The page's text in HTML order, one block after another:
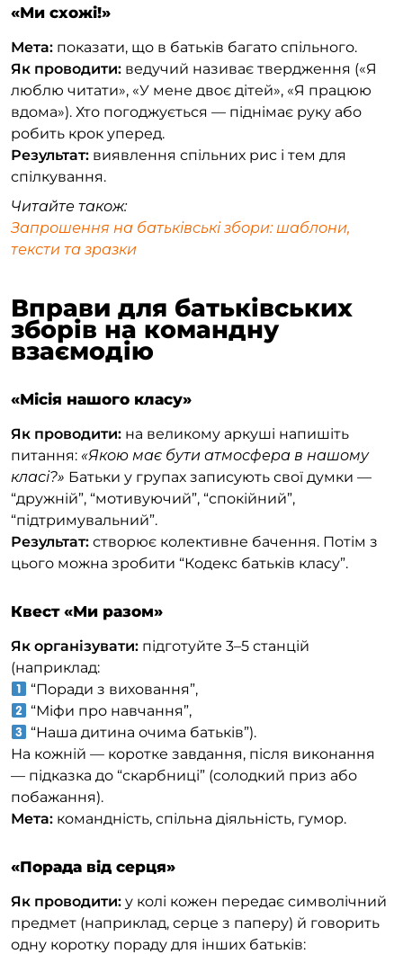
«Ми схожі!»
Мета: показати, що в батьків багато спільного.
Як проводити: ведучий називає твердження («Я
люблю читати», «У мене двоє дітей», «Я працюю
вдома»). Хто погоджується — піднімає руку або
робить крок уперед.
Результат: виявлення спільних рис і тем для
спілкування.
Читайте також:
Запрошення на батьківські збори: шаблони,
тексти та зразки
Вправи для батьківських
зборів на командну
взаємодію
«Місія нашого класу»
Як проводити: на великому аркуші напишіть
питання: «Якою має бути атмосфера в нашому
класі?» Батьки у групах записують свої думки —
“дружній”, “мотивуючий”, “спокійний”,
“підтримувальний”.
Результат: створює колективне бачення. Потім з
цього можна зробити “Кодекс батьків класу”.
Квест «Ми разом»
Як організувати: підготуйте 3–5 станцій
(наприклад:
“Поради з виховання”,
“Міфи про навчання”,
“Наша дитина очима батьків”).
На кожній — коротке завдання, після виконання
— підказка до “скарбниці” (солодкий приз або
побажання).
Мета: командність, спільна діяльність, гумор.
«Порада від серця»
Як проводити: у колі кожен передає символічний
предмет (наприклад, серце з паперу) й говорить
одну коротку пораду для інших батьків: